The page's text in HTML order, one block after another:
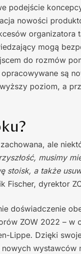
podejście
nowości
organizatora
mogą
do rozmów
są
poziom, a
ale
musimy
stoisk, a także
Fischer, dyrektor
doświadczenie
ZOW 2022 – w
Lippe. Dzięki
wystawców